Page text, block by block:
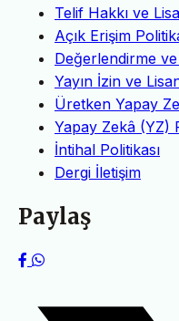
Telif Hakkı ve
Açık Erişim
Değerlendirme
Yayın İzin ve
Üretken Yapay
Yapay Zekâ (YZ)
İntihal Politikası
Dergi İletişim
Paylaş